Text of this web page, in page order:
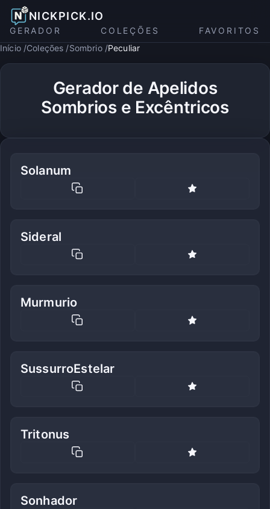
NICKPICK.IO
GERADOR COLEÇÕES
FAVORITOS
Início Coleções Sombrio Peculiar
Gerador de Apelidos
Sombrios e Excêntricos
Solanum
Sideral
Murmurio
SussurroEstelar
Tritonus
Sonhador